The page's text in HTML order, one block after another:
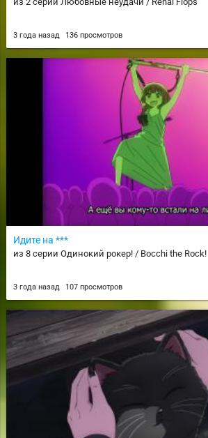
3 года назад 136 просмотров
Идите на ***
из 8 серии Одинокий рокер! / Bocchi the Rock!
3 года назад 107 просмотров